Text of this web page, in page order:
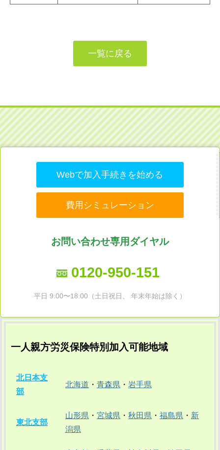
一覧に戻る
Webで加入手続きを始める
費用シミュレーション
お問い合わせ専用ダイヤル
0120-950-151
平日 9:00〜18:00（土日祝日、 年末年始は除く）
一人親方労災保険特別加入可能地域
北日本支
部
北海道 ・ 青森県 ・ 岩手県
東北支部
山形県 ・ 宮城県 ・ 秋田県 ・ 福島県 ・ 新
潟県